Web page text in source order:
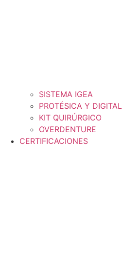
SISTEMA IGEA
PROTÉSICA Y DIGITAL
KIT QUIRÚRGICO
OVERDENTURE
CERTIFICACIONES